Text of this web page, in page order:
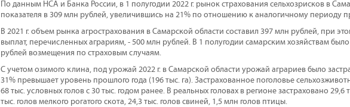
По данным НСА и Банка России, в 1 полугодии 2022 г. рынок страхования сельхозрисков в
показателя в 309 млн рублей, увеличившись на 21% по отношению к аналогичному периоду
В 2021 г. объем рынка агрострахования в Самарской области составил 397 млн рублей, при
выплат, перечисленных аграриям, - 500 млн рублей. В 1 полугодии самарским хозяйствам
рублей возмещения по страховым случаям.
С учетом озимого клина, под урожай 2022 г. в Самарской области урожай аграриев было
31% превышает уровень прошлого года (196 тыс. га). Застрахованное поголовье
68 тыс. условных голов с 30 тыс. годом ранее. В реальных головах в регионе застраховано 29,6
тыс. голов мелкого рогатого скота, 24,3 тыс. голов свиней, 1,5 млн голов птицы.